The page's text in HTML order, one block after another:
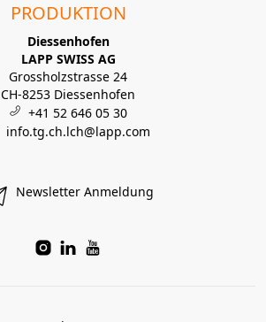
PRODUKTION
Diessenhofen
LAPP SWISS AG
Grossholzstrasse 24
CH-8253 Diessenhofen
+41 52 646 05 30
info.tg.ch.lch@lapp.com
Newsletter Anmeldung